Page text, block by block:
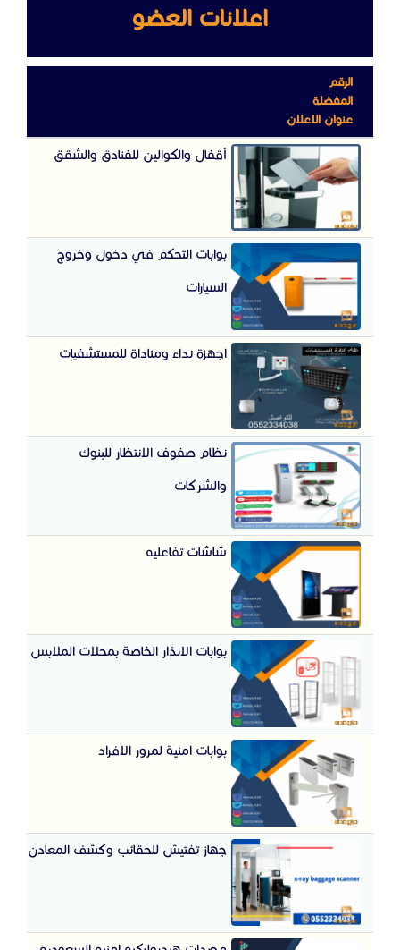
اعلانات العضو
الرقم
المفضلة
عنوان الاعلان
أقفال والكوالين للفنادق والشقق
بوابات التحكم في دخول وخروج
السيارات
اجهزة نداء ومناداة للمستشفيات
نظام صفوف الانتظار للبنوك
والشركات
شاشات تفاعليه
بوابات الانذار الخاصة بمحلات الملابس
بوابات امنية لمرور الافراد
جهاز تفتيش للحقائب وكشف المعادن